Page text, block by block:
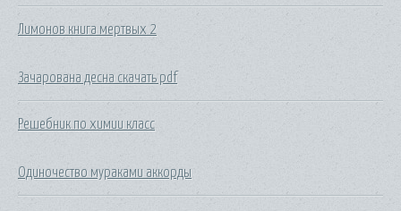
Лимонов книга мертвых 2
Зачарована десна скачать pdf
Решебник по химии класс
Одиночество мураками аккорды